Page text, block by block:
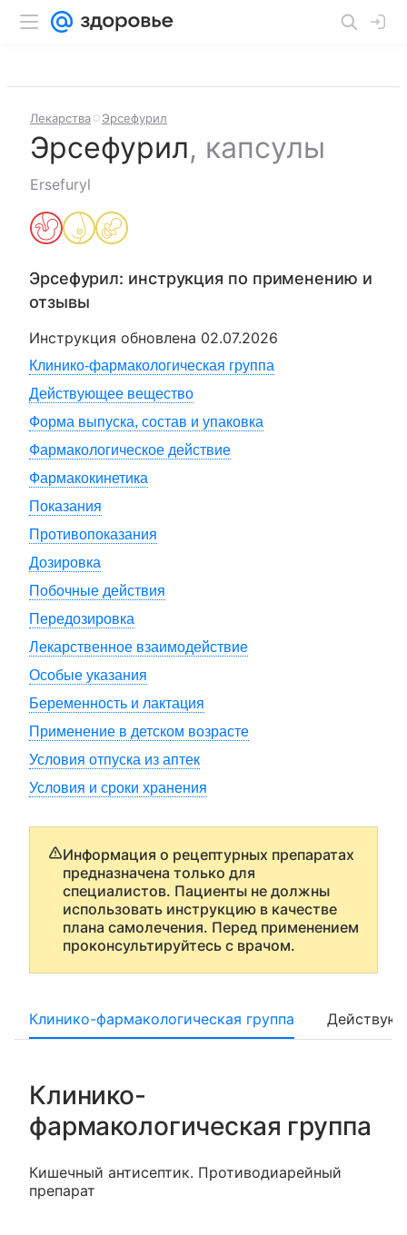
Лекарства Эрсефурил
Эрсефурил, капсулы
Ersefuryl
Эрсефурил: инструкция по применению и
отзывы
Инструкция обновлена 02.07.2026
Клинико-фармакологическая группа
Действующее вещество
Форма выпуска, состав и упаковка
Фармакологическое действие
Фармакокинетика
Показания
Противопоказания
Дозировка
Побочные действия
Передозировка
Лекарственное взаимодействие
Особые указания
Беременность и лактация
Применение в детском возрасте
Условия отпуска из аптек
Условия и сроки хранения
Информация о рецептурных препаратах
предназначена только для
специалистов. Пациенты не должны
использовать инструкцию в качестве
плана самолечения. Перед применением
проконсультируйтесь с врачом.
Клинико-фармакологическая группа
Клинико-
фармакологическая группа
Кишечный антисептик. Противодиарейный
препарат